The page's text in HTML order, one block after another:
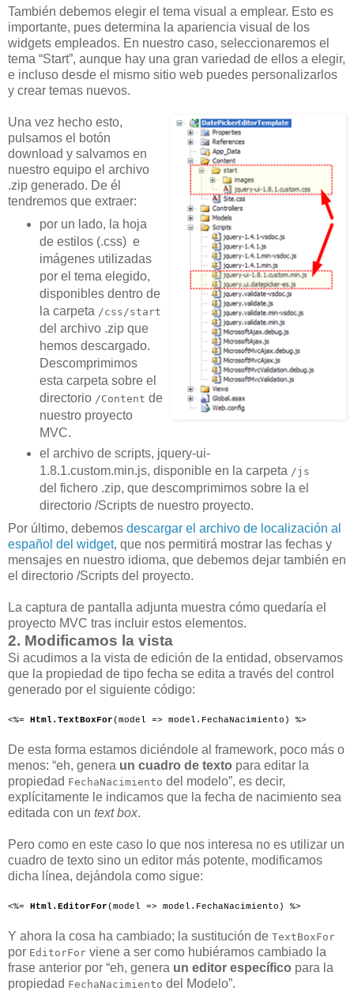
También debemos elegir el tema visual a emplear. Esto es
importante, pues determina la apariencia visual de los
widgets empleados. En nuestro caso, seleccionaremos el
tema “Start”, aunque hay una gran variedad de ellos a elegir,
e incluso desde el mismo sitio web puedes personalizarlos
y crear temas nuevos.
Una vez hecho esto,
pulsamos el botón
download y salvamos en
nuestro equipo el archivo
.zip generado. De él
tendremos que extraer:
por un lado, la hoja
de estilos (.css) e
imágenes utilizadas
por el tema elegido,
disponibles dentro de
la carpeta /css/start
del archivo .zip que
hemos descargado.
Descomprimimos
esta carpeta sobre el
directorio /Content de
nuestro proyecto
MVC.
el archivo de scripts, jquery-ui-
1.8.1.custom.min.js, disponible en la carpeta /js
del fichero .zip, que descomprimimos sobre la el
directorio /Scripts de nuestro proyecto.
Por último, debemos descargar el archivo de localización al
español del widget, que nos permitirá mostrar las fechas y
mensajes en nuestro idioma, que debemos dejar también en
el directorio /Scripts del proyecto.
La captura de pantalla adjunta muestra cómo quedaría el
proyecto MVC tras incluir estos elementos.
2. Modificamos la vista
Si acudimos a la vista de edición de la entidad, observamos
que la propiedad de tipo fecha se edita a través del control
generado por el siguiente código:
<%= Html.TextBoxFor(model => model.FechaNacimiento) %>
De esta forma estamos diciéndole al framework, poco más o
menos: “eh, genera un cuadro de texto para editar la
propiedad FechaNacimiento del modelo”, es decir,
explícitamente le indicamos que la fecha de nacimiento sea
editada con un text box.
Pero como en este caso lo que nos interesa no es utilizar un
cuadro de texto sino un editor más potente, modificamos
dicha línea, dejándola como sigue:
<%= Html.EditorFor(model => model.FechaNacimiento) %>
Y ahora la cosa ha cambiado; la sustitución de TextBoxFor
por EditorFor viene a ser como hubiéramos cambiado la
frase anterior por “eh, genera un editor específico para la
propiedad FechaNacimiento del Modelo”.